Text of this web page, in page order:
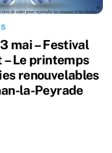
mai – Festival
Le printemps
renouvelables
la-Peyrade